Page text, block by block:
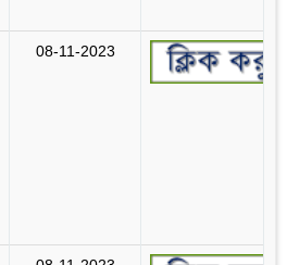
08-11-2023